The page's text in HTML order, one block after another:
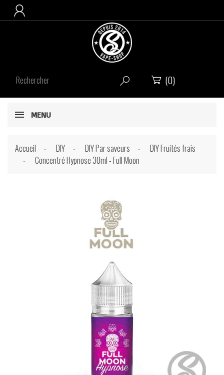

  (0)
MENU
Accueil DIY DIY Par saveurs
DIY Fruités frais
Concentré Hypnose 30ml - Full Moon